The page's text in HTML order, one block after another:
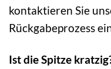
kontaktieren Sie
Rückgabeprozess
Ist die Spitze